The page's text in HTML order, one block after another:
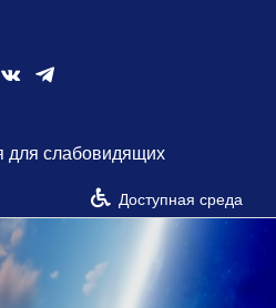
Vk
для слабовидящих
Доступная среда